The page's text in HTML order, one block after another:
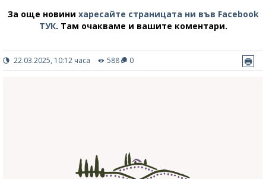
За още новини харесайте страницата ни във Facebook
ТУК. Там очакваме и вашите коментари.
22.03.2025, 10:12 часа 588 0